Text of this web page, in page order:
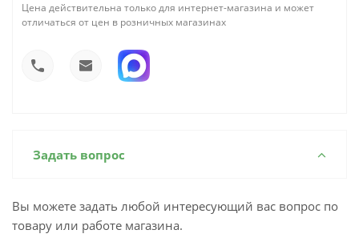
Цена действительна только для интернет-магазина и может
отличаться от цен в розничных магазинах
Задать вопрос
Вы можете задать любой интересующий вас вопрос по
товару или работе магазина.